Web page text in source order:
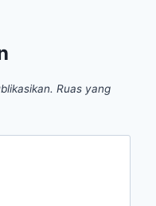
Ruas yang